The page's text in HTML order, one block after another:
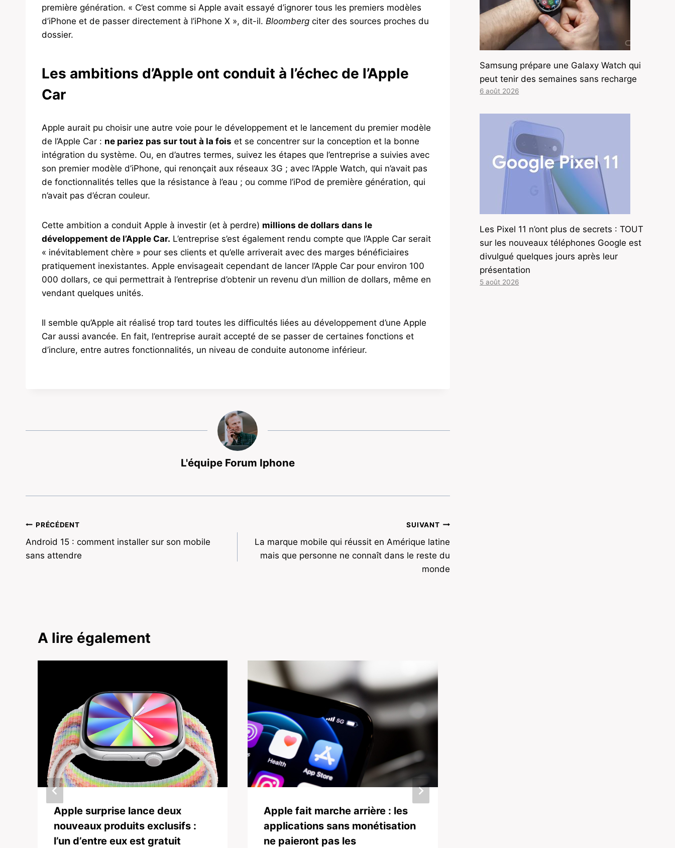
première génération. « C’est comme si Apple avait essayé d’ignorer tous les premiers modèles
d’iPhone et de passer directement à l’iPhone X », dit-il. Bloomberg citer des sources proches du
dossier.
Les ambitions d’Apple ont conduit à l’échec de l’Apple
Car
Apple aurait pu choisir une autre voie pour le développement et le lancement du premier modèle
de l’Apple Car : ne pariez pas sur tout à la fois et se concentrer sur la conception et la bonne
intégration du système. Ou, en d’autres termes, suivez les étapes que l’entreprise a suivies avec
son premier modèle d’iPhone, qui renonçait aux réseaux 3G ; avec l’Apple Watch, qui n’avait pas
de fonctionnalités telles que la résistance à l’eau ; ou comme l’iPod de première génération, qui
n’avait pas d’écran couleur.
Cette ambition a conduit Apple à investir (et à perdre) millions de dollars dans le
développement de l’Apple Car. L’entreprise s’est également rendu compte que l’Apple Car serait
« inévitablement chère » pour ses clients et qu’elle arriverait avec des marges bénéficiaires
pratiquement inexistantes. Apple envisageait cependant de lancer l’Apple Car pour environ 100
000 dollars, ce qui permettrait à l’entreprise d’obtenir un revenu d’un million de dollars, même en
vendant quelques unités.
Il semble qu’Apple ait réalisé trop tard toutes les difficultés liées au développement d’une Apple
Car aussi avancée. En fait, l’entreprise aurait accepté de se passer de certaines fonctions et
d’inclure, entre autres fonctionnalités, un niveau de conduite autonome inférieur.
L'équipe Forum Iphone
Navigation
de
PRÉCÉDENT
Android 15 : comment installer sur son mobile
sans attendre
SUIVANT
La marque mobile qui réussit en Amérique latine
mais que personne ne connaît dans le reste du
monde
A lire également
Apple surprise lance deux
nouveaux produits exclusifs :
l’un d’entre eux est gratuit
Apple fait marche arrière : les
applications sans monétisation
ne paieront pas les
Samsung prépare une Galaxy Watch qui
peut tenir des semaines sans recharge
6 août 2026
Les Pixel 11 n’ont plus de secrets : TOUT
sur les nouveaux téléphones Google est
divulgué quelques jours après leur
présentation
5 août 2026